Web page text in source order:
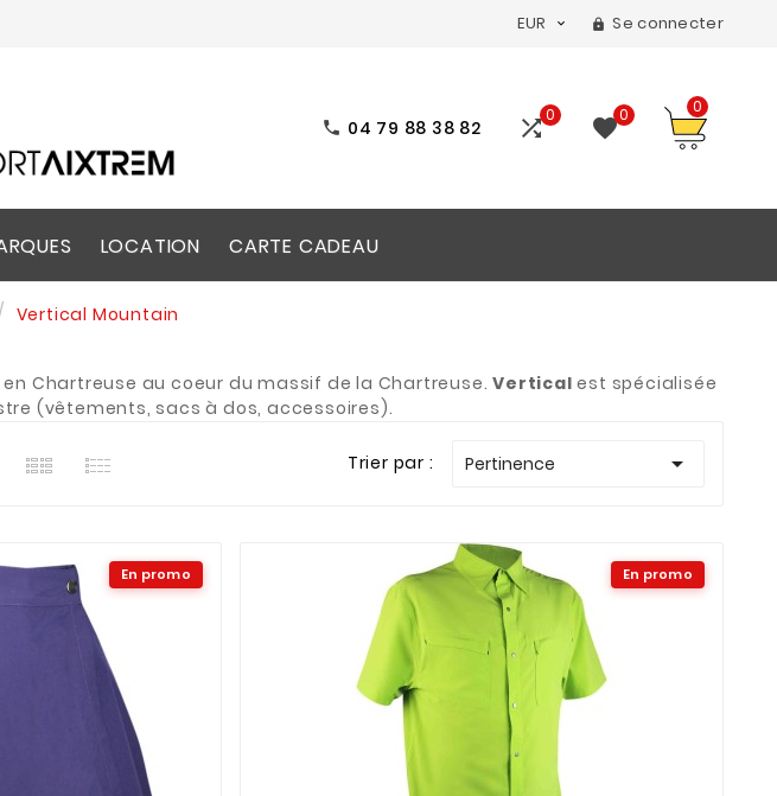
EUR   Se connecter
 04 79 88 38 82 0 0 0
LOCATION CARTE CADEAU
Vertical Mountain
en Chartreuse au coeur du massif de la Chartreuse.Verticalest spécialisée
(vêtements, sacs à dos, accessoires).
Trier par : Pertinence 
En promo En promo